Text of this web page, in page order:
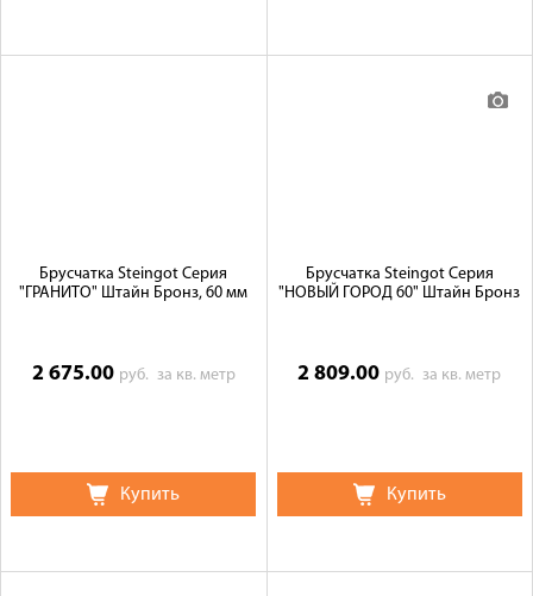
Брусчатка Steingot Серия
"ГРАНИТО" Штайн Бронз, 60 мм
2 675.00 руб. за кв. метр
Купить
Брусчатка Steingot Серия
"НОВЫЙ ГОРОД 60" Штайн Бронз
2 809.00 руб.за кв. метр
Купить